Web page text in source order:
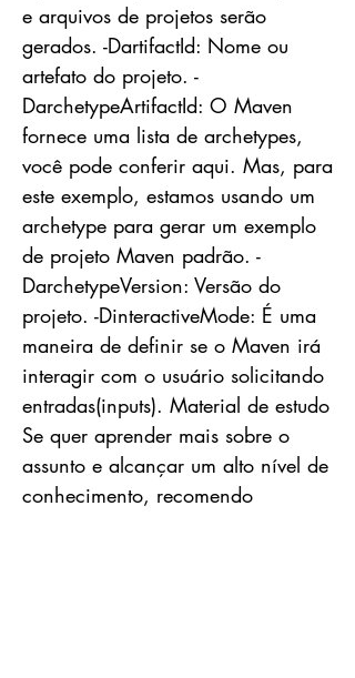
e arquivos de projetos serão
gerados. -DartifactId: Nome ou
artefato do projeto. -
DarchetypeArtifactId: O Maven
fornece uma lista de archetypes,
você pode conferir aqui. Mas, para
este exemplo, estamos usando um
archetype para gerar um exemplo
de projeto Maven padrão. -
DarchetypeVersion: Versão do
projeto. -DinteractiveMode: É uma
maneira de definir se o Maven irá
interagir com o usuário solicitando
entradas(inputs). Material de estudo
Se quer aprender mais sobre o
assunto e alcançar um alto nível de
conhecimento, recomendo